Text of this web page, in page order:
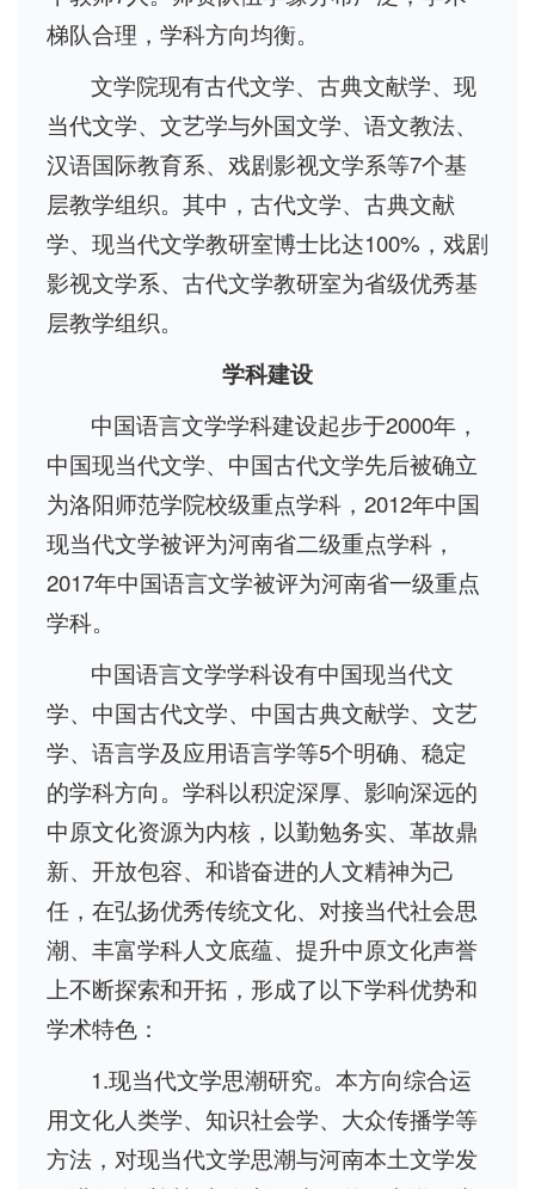
梯队合理，学科方向均衡。
文学院现有古代文学、古典文献学、现
当代文学、文艺学与外国文学、语文教法、
汉语国际教育系、戏剧影视文学系等7个基
层教学组织。其中，古代文学、古典文献
学、现当代文学教研室博士比达100%，戏剧
影视文学系、古代文学教研室为省级优秀基
层教学组织。
学科建设
中国语言文学学科建设起步于2000年，
中国现当代文学、中国古代文学先后被确立
为洛阳师范学院校级重点学科，2012年中国
现当代文学被评为河南省二级重点学科，
2017年中国语言文学被评为河南省一级重点
学科。
中国语言文学学科设有中国现当代文
学、中国古代文学、中国古典文献学、文艺
学、语言学及应用语言学等5个明确、稳定
的学科方向。学科以积淀深厚、影响深远的
中原文化资源为内核，以勤勉务实、革故鼎
新、开放包容、和谐奋进的人文精神为己
任，在弘扬优秀传统文化、对接当代社会思
潮、丰富学科人文底蕴、提升中原文化声誉
上不断探索和开拓，形成了以下学科优势和
学术特色：
1.现当代文学思潮研究。本方向综合运
用文化人类学、知识社会学、大众传播学等
方法，对现当代文学思潮与河南本土文学发